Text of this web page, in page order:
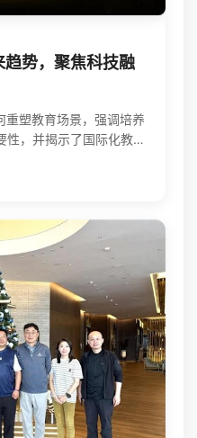
势，聚焦科技融
重塑教育场景，强调培养
，并揭示了国际化教育